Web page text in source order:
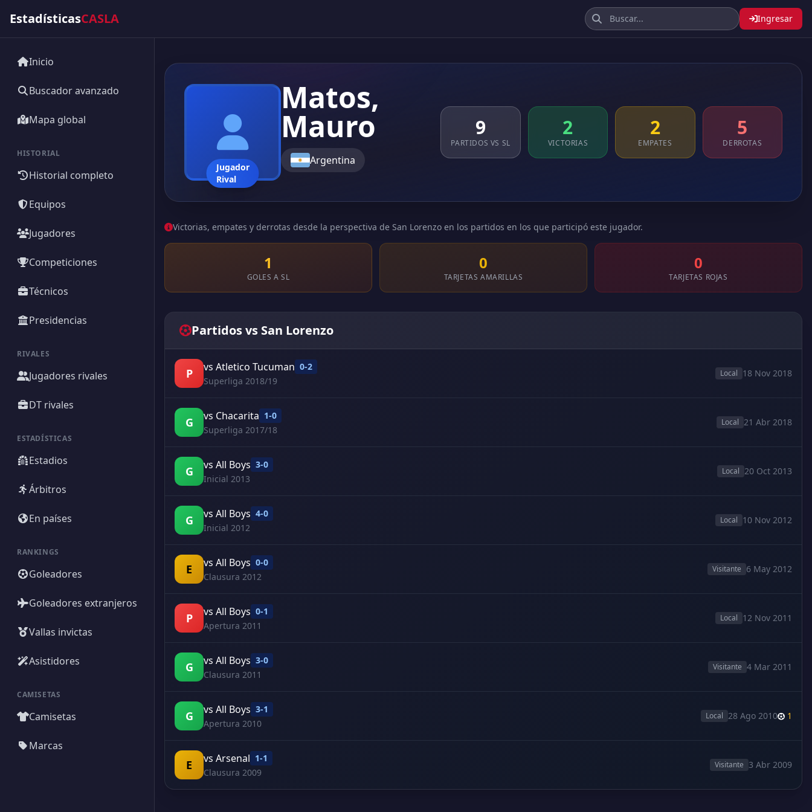
EstadísticasCASLA Ingresar
Inicio
Buscador avanzado
Mapa global
HISTORIAL
Historial completo
Equipos
Jugadores
Competiciones
Técnicos
Presidencias
RIVALES
Jugadores rivales
DT rivales
ESTADÍSTICAS
Estadios
Árbitros
En países
RANKINGS
Goleadores
Goleadores extranjeros
Vallas invictas
Asistidores
CAMISETAS
Camisetas
Marcas
Jugador
Rival
Matos,
Mauro
Argentina
9
PARTIDOS VS SL
2
VICTORIAS
2
EMPATES
5
DERROTAS
Victorias, empates y derrotas desde la perspectiva de San Lorenzo en los partidos en los que participó este jugador.
1
GOLES A SL
0
TARJETAS AMARILLAS
0
TARJETAS ROJAS
Partidos vs San Lorenzo
P vs Atletico Tucuman 0-2
Superliga 2018/19
Local 18 Nov 2018
G vs Chacarita 1-0
Superliga 2017/18
Local 21 Abr 2018
G vs All Boys 3-0
Inicial 2013
Local 20 Oct 2013
G vs All Boys 4-0
Inicial 2012
Local 10 Nov 2012
E vs All Boys 0-0
Clausura 2012
Visitante 6 May 2012
P vs All Boys 0-1
Apertura 2011
Local 12 Nov 2011
G vs All Boys 3-0
Clausura 2011
Visitante 4 Mar 2011
G vs All Boys 3-1
Apertura 2010
Local 28 Ago 2010 1
E vs Arsenal 1-1
Clausura 2009
Visitante 3 Abr 2009